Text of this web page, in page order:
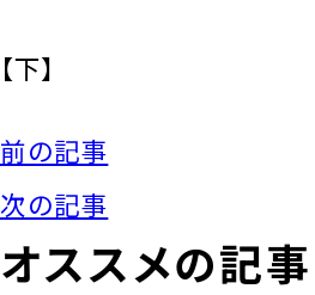
【下】
前の記事
次の記事
オススメの記事